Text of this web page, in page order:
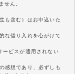
せん。
も含む）はお申込いた
な借り入れを心がけて
ービスが適用されない
感想であり、必ずしも